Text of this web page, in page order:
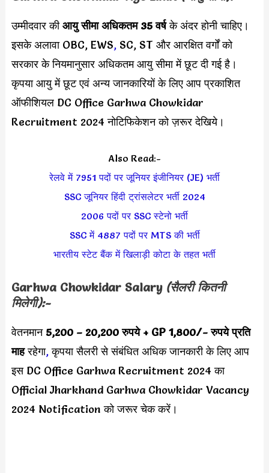
उम्मीदवार कीआयु सीमा अधिकतम 35 वर्षके अंदर होनी चाहिए।
इसके अलावा OBC, EWS,SC, ST और आरक्षित वर्गों को
सरकार के नियमानुसार अधिकतम आयु सीमा में छूट दी गई है।
कृपया आयु में छूट एवं अन्य जानकारियों के लिए आप प्रकाशित
ऑफीशियल DC Office Garhwa Chowkidar
Recruitment 2024 नोटिफिकेशन को ज़रूर देखिये।
Also Read:-
रेलवे में 7951 पदों पर जूनियर इंजीनियर (JE) भर्ती
SSC जूनियर हिंदी ट्रांसलेटर भर्ती 2024
2006 पदों पर SSC स्टेनो भर्ती
SSC में 4887 पदों पर MTS की भर्ती
भारतीय स्टेट बैंक में खिलाड़ी कोटा के तहत भर्ती
Garhwa Chowkidar Salary (सैलरी कितनी
मिलेगी):-
वेतनमान 5,200 – 20,200 रुपये + GP 1,800/-रुपये प्रति
माहरहेगा,कृपया सैलरी से संबंधित अधिक जानकारी के लिए आप
इस DC Office Garhwa Recruitment 2024 का
Official Jharkhand Garhwa Chowkidar Vacancy
2024 Notification को जरूर चेक करें।